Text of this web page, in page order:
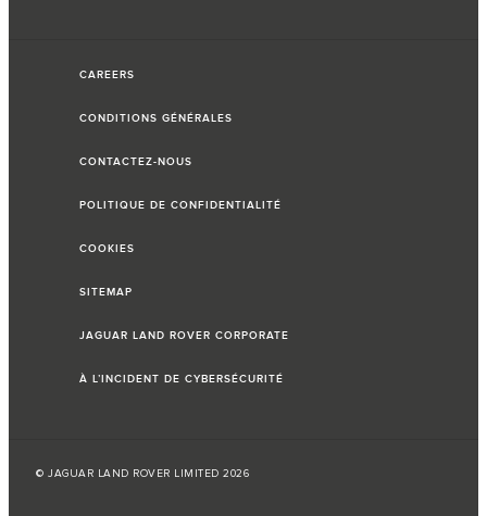
CAREERS
CONDITIONS GÉNÉRALES
CONTACTEZ-NOUS
POLITIQUE DE CONFIDENTIALITÉ
COOKIES
SITEMAP
JAGUAR LAND ROVER CORPORATE
À L’INCIDENT DE CYBERSÉCURITÉ
© JAGUAR LAND ROVER LIMITED 2026